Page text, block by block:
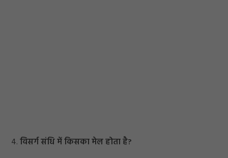
4.विसर्ग संधि में किसका मेल होता है?